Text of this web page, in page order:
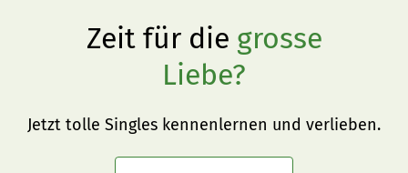
Zeit für die grosse
Liebe?
Jetzt tolle Singles kennenlernen und verlieben.